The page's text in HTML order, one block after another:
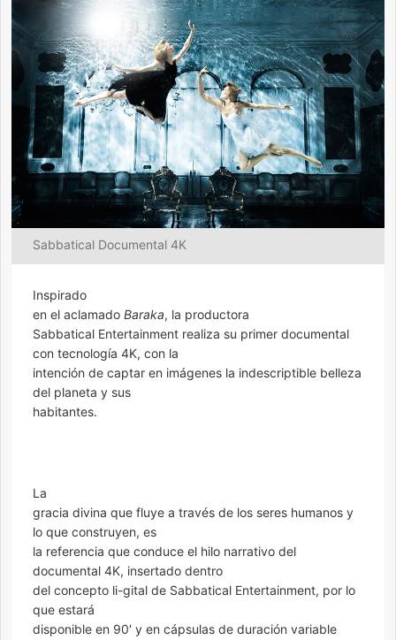
Sabbatical Documental 4K
Inspirado
en el aclamado Baraka, la productora
Sabbatical Entertainment realiza su primer documental
con tecnología 4K, con la
intención de captar en imágenes la indescriptible belleza
del planeta y sus
habitantes.
La
gracia divina que fluye a través de los seres humanos y
lo que construyen, es
la referencia que conduce el hilo narrativo del
documental 4K, insertado dentro
del concepto li-gital de Sabbatical Entertainment, por lo
que estará
disponible en 90′ y en cápsulas de duración variable